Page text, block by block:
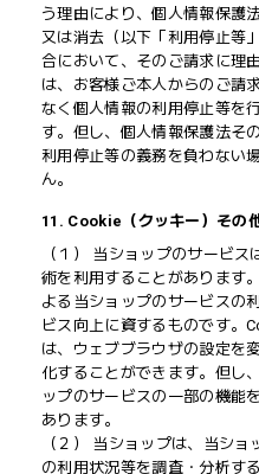
う理由により、個人情報保護
又は消去（以下「利用停止等
合において、そのご請求に理
は、お客様ご本人からのご請
なく個人情報の利用停止等を
す。但し、個人情報保護法そ
利用停止等の義務を負わない
ん。
11. Cookie（クッキー）その
（１） 当ショップのサービ
術を利用することがあります
よる当ショップのサービスの
ビス向上に資するものです。
は、ウェブブラウザの設定を
化することができます。但し
ップのサービスの一部の機能
あります。
（２） 当ショップは、当シ
の利用状況等を調査・分析す